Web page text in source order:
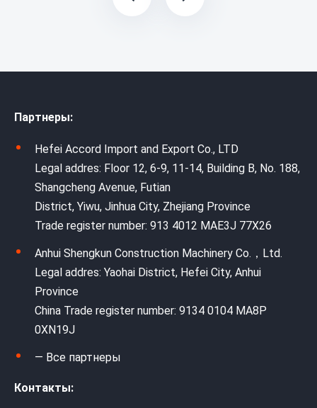
Партнеры:
Hefei Accord Import and Export Co., LTD
Legal addres: Floor 12, 6-9, 11-14, Building B, No. 188,
Shangcheng Avenue, Futian
District, Yiwu, Jinhua City, Zhejiang Province
Trade register number: 913 4012 MAE3J 77X26
Anhui Shengkun Construction Machinery Co.，Ltd.
Legal addres: Yaohai District, Hefei City, Anhui
Province
China Trade register number: 9134 0104 MA8P
0XN19J
— Все партнеры
Контакты: